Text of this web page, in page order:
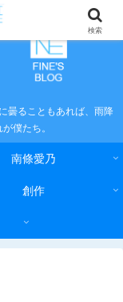
曇ることもあれば、雨降
僕たち。
南條愛乃
創作
検索